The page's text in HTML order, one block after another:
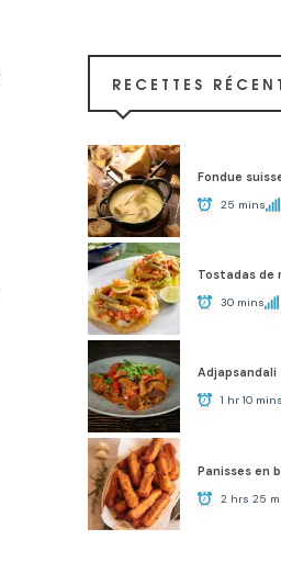
RECETTES
Fondue
25 mins
Tostadas de
30 mins
Adjapsandali
1 hr 10 mins
Panisses en
2 hrs 25